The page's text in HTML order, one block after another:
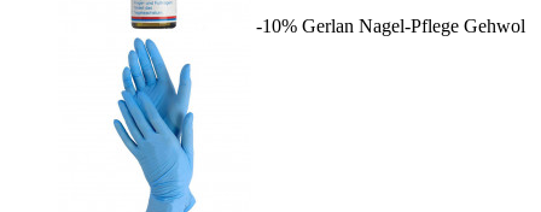
-10% Gerlan Nagel-Pflege Gehwol